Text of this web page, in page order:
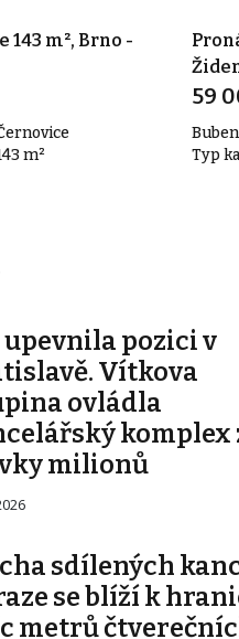
m², Brno -
m²
59
Typ
upevnila pozici v
Vítkova
ovládla
komplex
milionů
sdílených
se blíží k
metrů